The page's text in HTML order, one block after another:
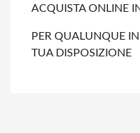
ACQUISTA ONLINE
PER QUALUNQUE
TUA DISPOSIZIONE